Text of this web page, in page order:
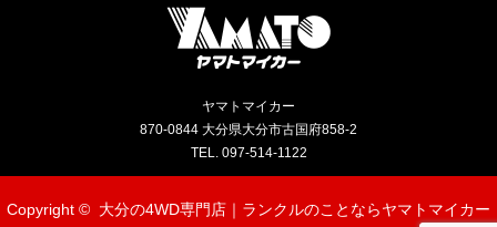
ヤマトマイカー
870-0844 大分県大分市古国府858-2
TEL. 097-514-1122
Copyright © 大分の4WD専門店｜ランクルのことならヤマトマイカー